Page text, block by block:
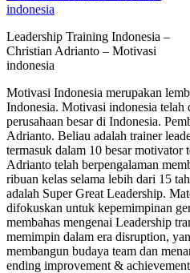
Leadership Training Indonesia –
Christian Adrianto – Motivasi
indonesia
Motivasi Indonesia merupakan
Indonesia. Motivasi indonesia telah
perusahaan besar di Indonesia.
Adrianto. Beliau adalah trainer
termasuk dalam 10 besar motivator
Adrianto telah berpengalaman
ribuan kelas selama lebih dari 15
adalah Super Great Leadership.
difokuskan untuk kepemimpinan
membahas mengenai Leadership
memimpin dalam era disruption,
membangun budaya team dan
ending improvement &